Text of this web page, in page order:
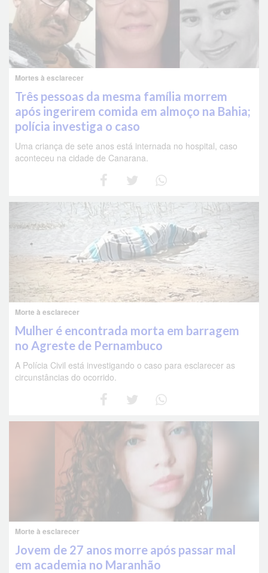
Mortes à esclarecer
Três pessoas da mesma família morrem
após ingerirem comida em almoço na Bahia;
polícia investiga o caso
Uma criança de sete anos está internada no hospital, caso
aconteceu na cidade de Canarana.
Morte à esclarecer
Mulher é encontrada morta em barragem
no Agreste de Pernambuco
A Polícia Civil está investigando o caso para esclarecer as
circunstâncias do ocorrido.
Morte à esclarecer
Jovem de 27 anos morre após passar mal
em academia no Maranhão